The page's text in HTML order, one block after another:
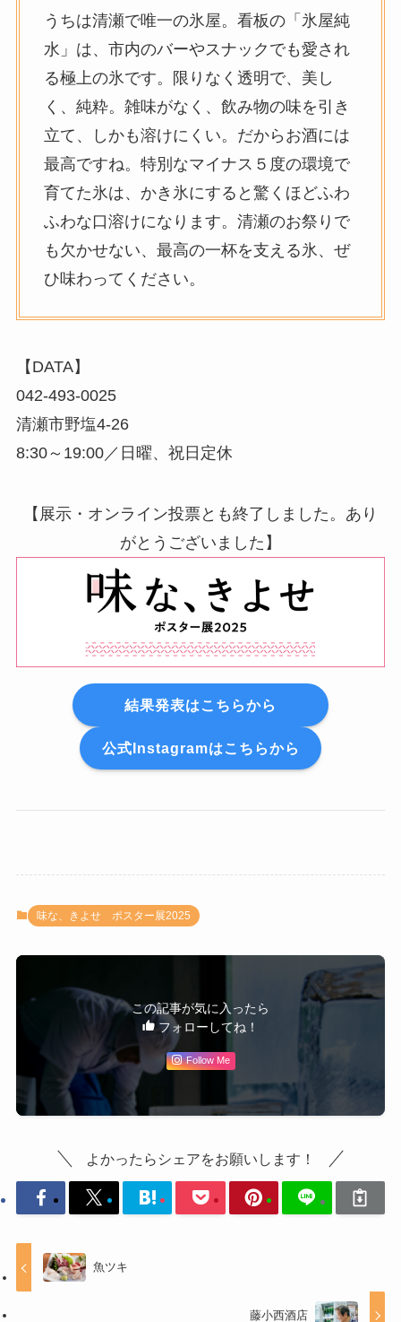
うちは清瀬で唯一の氷屋。看板の「氷屋純
水」は、市内のバーやスナックでも愛され
る極上の氷です。限りなく透明で、美し
く、純粋。雑味がなく、飲み物の味を引き
立て、しかも溶けにくい。だからお酒には
最高ですね。特別なマイナス５度の環境で
育てた氷は、かき氷にすると驚くほどふわ
ふわな口溶けになります。清瀬のお祭りで
も欠かせない、最高の一杯を支える氷、ぜ
ひ味わってください。
【DATA】
042-493-0025
清瀬市野塩4-26
8:30～19:00／日曜、祝日定休
【展示・オンライン投票とも終了しました。あり
がとうございました】
結果発表はこちらから
公式Instagramはこちらから
味な、きよせ ポスター展2025
この記事が気に入ったら
フォローしてね！
Follow Me
よかったらシェアをお願いします！
魚ツキ
藤小西酒店